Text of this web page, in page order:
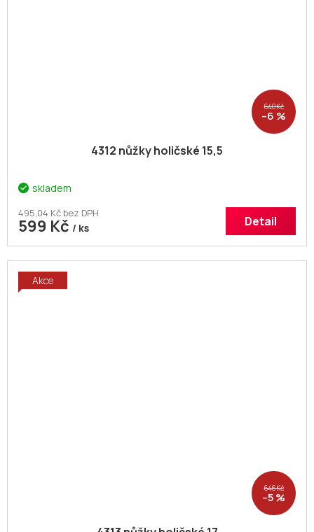
640 Kč
–6 %
4312 nůžky holičské 15,5
skladem
495,04 Kč bez DPH
599 Kč / ks Detail
Akce
646 Kč
–5 %